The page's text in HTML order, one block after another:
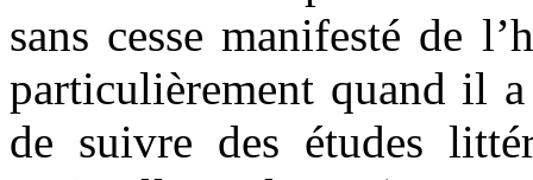
sans cesse manifesté de
particulièrement quand il
de suivre des études